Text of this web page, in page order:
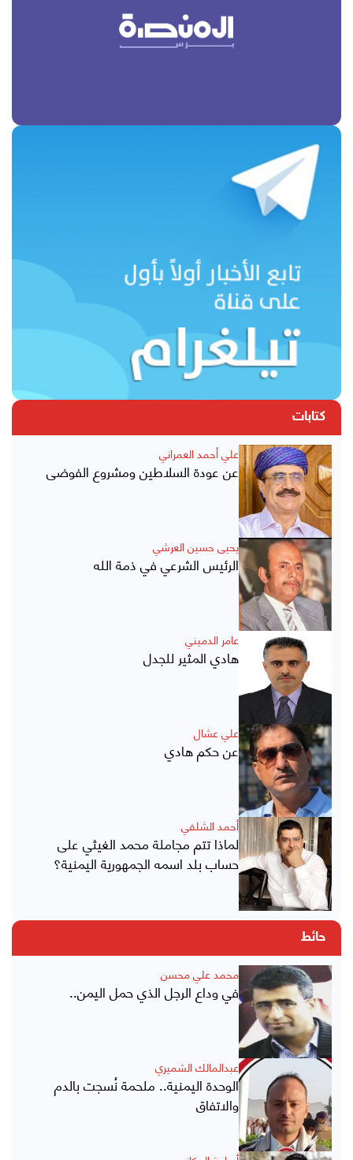
كتابات
علي أحمد العمراني
عن عودة السلاطين ومشروع الفوضى
يحيى حسين العرشي
الرئيس الشرعي في ذمة الله
عامر الدميني
هادي المثير للجدل
علي عشال
عن حكم هادي
أحمد الشلفي
لماذا تتم مجاملة محمد الغيثي على
حساب بلد اسمه الجمهورية اليمنية؟
حائط
محمد علي محسن
في وداع الرجل الذي حمل اليمن..
عبدالمالك الشميري
الوحدة اليمنية.. ملحمة نُسجت بالدم
والاتفاق